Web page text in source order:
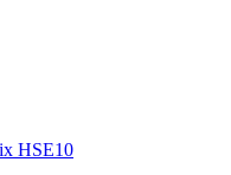
HSE10